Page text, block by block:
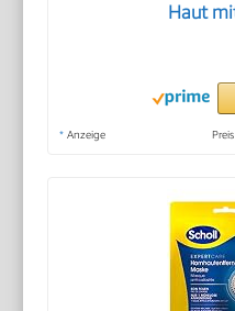
Haut
* Anzeige